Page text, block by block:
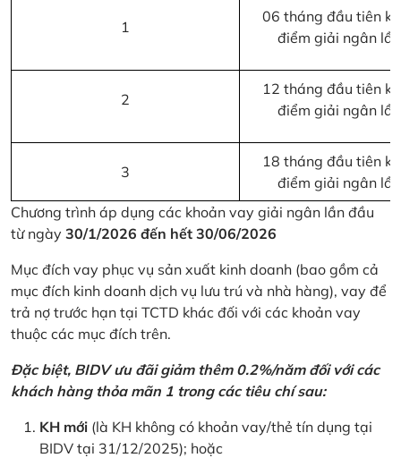
1
06 tháng đầu tiên
điểm giải ngân
2
12 tháng đầu tiên
điểm giải ngân
3
18 tháng đầu tiên
điểm giải ngân
Chương trình áp dụng các khoản vay giải ngân lần đầu
từ ngày 30/1/2026 đến hết 30/06/2026
Mục đích vay phục vụ sản xuất kinh doanh (bao gồm cả
mục đích kinh doanh dịch vụ lưu trú và nhà hàng), vay để
trả nợ trước hạn tại TCTD khác đối với các khoản vay
thuộc các mục đích trên.
Đặc biệt, BIDV ưu đãi giảm thêm 0.2%/năm đối với các
khách hàng thỏa mãn 1 trong các tiêu chí sau:
KH mới (là KH không có khoản vay/thẻ tín dụng tại
BIDV tại 31/12/2025); hoặc